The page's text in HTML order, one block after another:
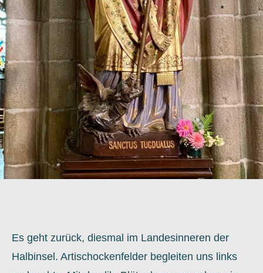
Es geht zurück, diesmal im Landesinneren der
Halbinsel. Artischockenfelder begleiten uns links